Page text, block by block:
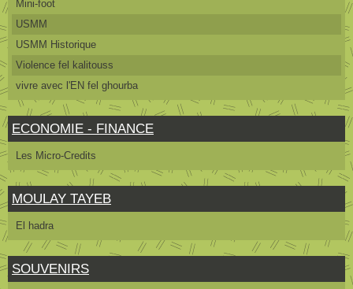
Mini-foot
USMM
USMM Historique
Violence fel kalitouss
vivre avec l'EN fel ghourba
ECONOMIE - FINANCE
Les Micro-Credits
MOULAY TAYEB
El hadra
SOUVENIRS